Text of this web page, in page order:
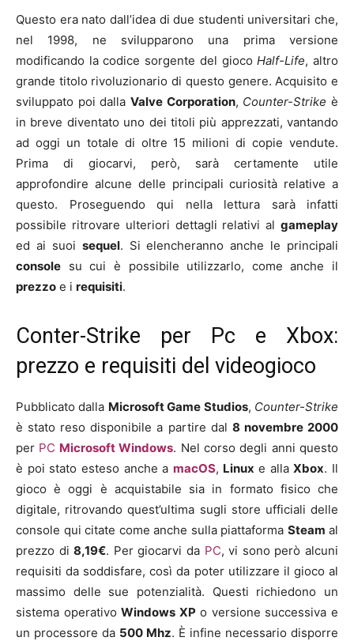
Questo era nato dall’idea di due studenti universitari che,
nel 1998, ne svilupparono una prima versione
modificando la codice sorgente del giocoHalf-Life, altro
grande titolo rivoluzionario di questo genere. Acquisito e
sviluppato poi dalla Valve Corporation, Counter-Strikeè
in breve diventato uno dei titoli più apprezzati, vantando
ad oggi un totale di oltre 15 milioni di copie vendute.
Prima di giocarvi, però, sarà certamente utile
approfondire alcune delle principali curiosità relative a
questo. Proseguendo qui nella lettura sarà infatti
possibile ritrovare ulteriori dettagli relativi al gameplay
ed ai suoi sequel. Si elencheranno anche le principali
console su cui è possibile utilizzarlo, come anche il
prezzo e i requisiti.
Conter-Strike per Pc e Xbox:
prezzo e requisiti del videogioco
Pubblicato dalla Microsoft Game Studios, Counter-Strike
è stato reso disponibile a partire dal 8 novembre2000
per PC Microsoft Windows. Nel corso degli anni questo
è poi stato esteso anche a macOS, Linuxe allaXbox. Il
gioco è oggi è acquistabile sia in formato fisico che
digitale, ritrovando quest’ultima sugli store ufficiali delle
console qui citate come anche sulla piattaforma Steam al
prezzo di8,19€. Per giocarvi da PC, vi sono però alcuni
requisiti da soddisfare, così da poter utilizzare il gioco al
massimo delle sue potenzialità. Questi richiedono un
sistema operativoWindows XP o versione successiva e
un processore da 500 Mhz. È infine necessario disporre